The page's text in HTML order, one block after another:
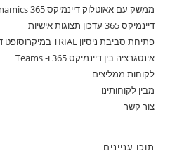
ממשק עם אאוטלוק דיינמיקס 365 Dynamics
דיינמיקס 365 עדכון תצוגות אישיות
פתיחת סביבת ניסיון TRIAL במיקרוסופט דיינמיקס 365 CRM
אינטגרציה בין דיינמיקס 365 ו- Teams
לקוחות ממליצים
מבין לקוחותינו
צור קשר
תוכן עניינים